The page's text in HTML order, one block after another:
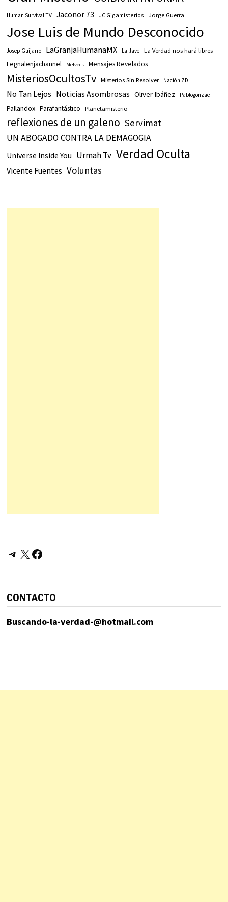
Human Survival TV Jaconor 73 JC Gigamisterios Jorge Guerra
Jose Luis de Mundo Desconocido
Josep Guijarro LaGranjaHumanaMX La llave La Verdad nos hará libres
Legnalenjachannel Melvecs Mensajes Revelados
MisteriosOcultosTv Misterios Sin Resolver Nación ZDI
No Tan Lejos Noticias Asombrosas Oliver Ibáñez Pablogonzae
Pallandox Parafantástico Planetamisterio
reflexiones de un galeno Servimat
UN ABOGADO CONTRA LA DEMAGOGIA
Universe Inside You Urmah Tv Verdad Oculta
Vicente Fuentes Voluntas
Telegram
X Facebook
CONTACTO
Buscando-la-verdad-@hotmail.com